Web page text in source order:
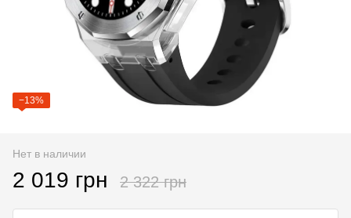
−13%
Нет в наличии
2 019 грн 2 322 грн